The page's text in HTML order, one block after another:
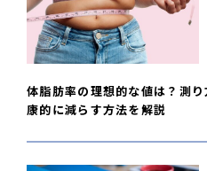
体脂肪率の理想的な値は？測
康的に減らす方法を解説